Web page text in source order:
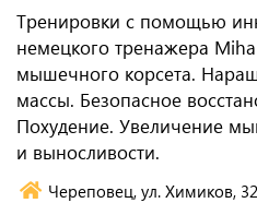
Тренировки с помощью
немецкого тренажера
мышечного корсета.
массы. Безопасное
Похудение. Увеличение
и выносливости.
Череповец, ул. Химиков, 32